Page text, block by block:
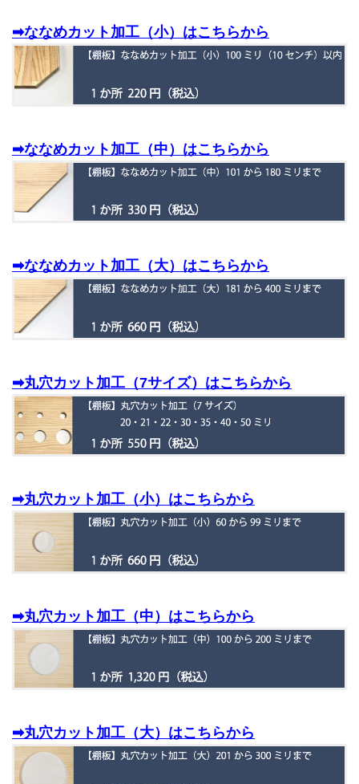
➡ななめカット加工（小）はこちらから
➡ななめカット加工（中）はこちらから
➡ななめカット加工（大）はこちらから
➡丸穴カット加工（7サイズ）はこちらから
➡丸穴カット加工（小）はこちらから
➡丸穴カット加工（中）はこちらから
➡丸穴カット加工（大）はこちらから